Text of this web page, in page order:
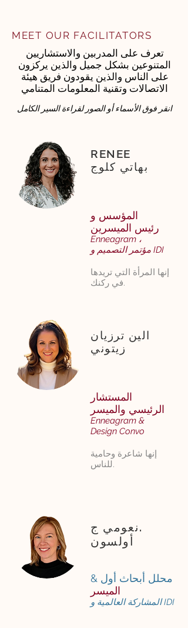
MEET OUR FACILITATORS
تعرف على المدربين والاستشاريين
المتنوعين بشكل جميل والذين يركزون
على الناس والذين يقودون فريق هيئة
الاتصالات وتقنية المعلومات المتنامي
انقر فوق الأسماء أو الصور لقراءة السير الكامل
RENEE
بهاتي كلوج
المؤسس و
رئيس الميسرين
Enneagram ،
مؤتمر التصميم و IDI
إنها المرأة التي تريدها
في ركنك.
الين ترزيان
زيتوني
المستشار
الرئيسي والميسر
Enneagram &
Design Convo
إنها شاعرة وحامية
للناس.
نعومي ج.
أولسون
محلل أبحاث أول &
الميسر
المشاركة العالمية و IDI